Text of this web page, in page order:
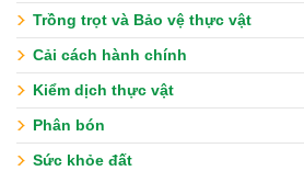
Trồng trọt và Bảo vệ thực vật
Cải cách hành chính
Kiểm dịch thực vật
Phân bón
Sức khỏe đất